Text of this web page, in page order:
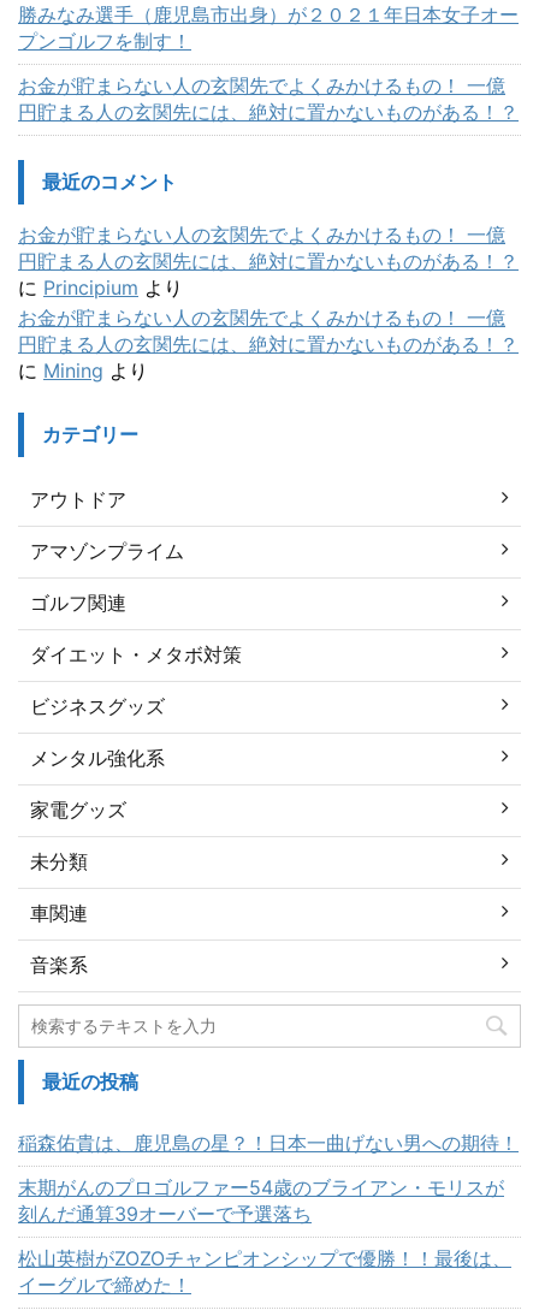
勝みなみ選手（鹿児島市出身）が２０２１年日本女子オー
プンゴルフを制す！
お金が貯まらない人の玄関先でよくみかけるもの！ 一億
円貯まる人の玄関先には、絶対に置かないものがある！？
最近のコメント
お金が貯まらない人の玄関先でよくみかけるもの！ 一億
円貯まる人の玄関先には、絶対に置かないものがある！？
に Principium より
お金が貯まらない人の玄関先でよくみかけるもの！ 一億
円貯まる人の玄関先には、絶対に置かないものがある！？
に Mining より
カテゴリー
アウトドア
アマゾンプライム
ゴルフ関連
ダイエット・メタボ対策
ビジネスグッズ
メンタル強化系
家電グッズ
未分類
車関連
音楽系
最近の投稿
稲森佑貴は、鹿児島の星？！日本一曲げない男への期待！
末期がんのプロゴルファー54歳のブライアン・モリスが
刻んだ通算39オーバーで予選落ち
松山英樹がZOZOチャンピオンシップで優勝！！最後は、
イーグルで締めた！